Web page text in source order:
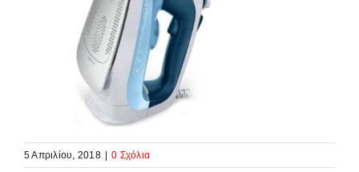
5 Απριλίου, 2018 | 0 Σχόλια